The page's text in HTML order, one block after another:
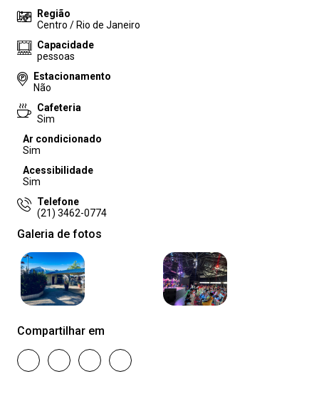
Região
Centro / Rio de Janeiro
Capacidade
pessoas
Estacionamento
Não
Cafeteria
Sim
Ar condicionado
Sim
Acessibilidade
Sim
Telefone
(21) 3462-0774
Galeria de fotos
Compartilhar em